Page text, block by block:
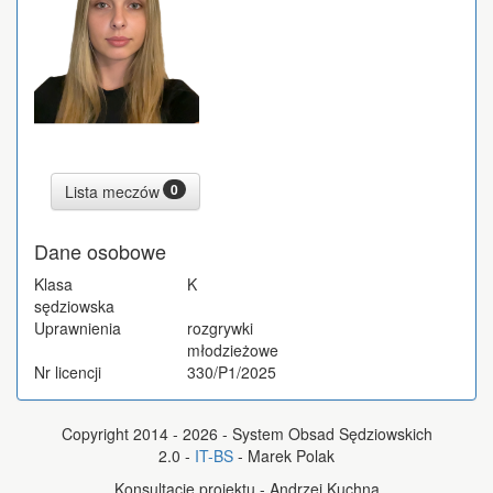
0
Lista meczów
Dane osobowe
Klasa
sędziowska
K
Uprawnienia
rozgrywki
młodzieżowe
Nr licencji
330/P1/2025
Copyright 2014 - 2026 - System Obsad Sędziowskich
2.0 - IT-BS - Marek Polak
Konsultacje projektu - Andrzej Kuchna